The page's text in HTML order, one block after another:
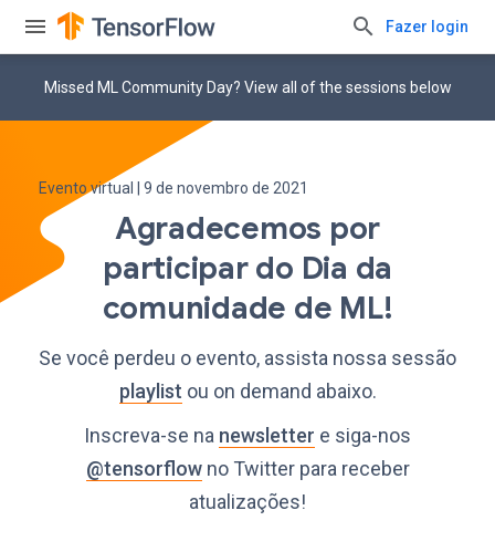
Fazer login
Missed ML Community Day? View all of the sessions below
Evento virtual | 9 de novembro de 2021
Agradecemos por
participar do Dia da
comunidade de ML!
Se você perdeu o evento, assista nossa sessão
playlist ou on demand abaixo.
Inscreva-se na newsletter e siga-nos
@tensorflowno Twitter para receber
atualizações!